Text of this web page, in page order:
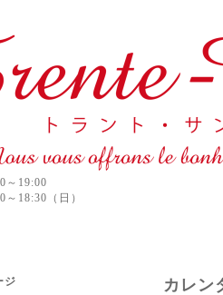
～19:00
（日）
カレン
ジ